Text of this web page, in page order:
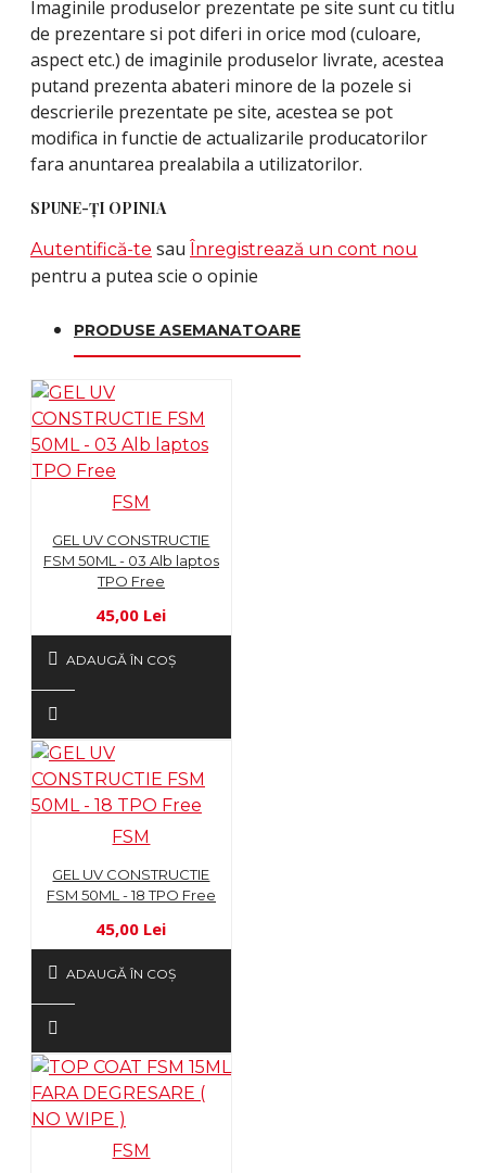
Imaginile produselor prezentate pe site sunt cu titlu
de prezentare si pot diferi in orice mod (culoare,
aspect etc.) de imaginile produselor livrate, acestea
putand prezenta abateri minore de la pozele si
descrierile prezentate pe site, acestea se pot
modifica in functie de actualizarile producatorilor
fara anuntarea prealabila a utilizatorilor.
SPUNE-ŢI OPINIA
Autentifică-te sau Înregistrează un cont nou
pentru a putea scie o opinie
PRODUSE ASEMANATOARE
FSM
GEL UV CONSTRUCTIE
FSM 50ML - 03 Alb laptos
TPO Free
45,00 Lei
ADAUGĂ ÎN COŞ
FSM
GEL UV CONSTRUCTIE
FSM 50ML - 18 TPO Free
45,00 Lei
ADAUGĂ ÎN COŞ
FSM